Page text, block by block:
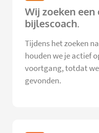
Wij zoeken een
bijlescoach.
Tijdens het zoeken
houden we je actief
voortgang, totdat
gevonden.